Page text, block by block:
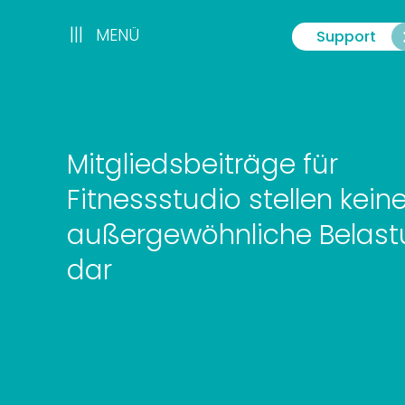
Support
||| MENÜ
|||
Mitgliedsbeiträge für
Fitnessstudio stellen
außergewöhnliche
dar